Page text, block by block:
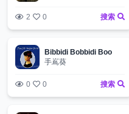
2 0 搜索
Bibbidi Bobbidi Boo
手嶌葵
0 0 搜索